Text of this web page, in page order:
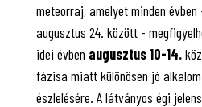
meteorraj, amelyet minden
augusztus 24. között -
idei évben augusztus 10-14.
fázisa miatt különösen jó
észlelésére. A látványos égi